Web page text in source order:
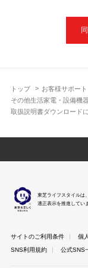
トップ お客様サポート
その他生活家電・設備機
取扱説明書ダウンロード
使用上のご注
説明書が作成
明書以外の印
ではそれらを全
さい。
ございますので
のであらかじめ
東芝ライフスタイルは、
適正表示を推進してい
サイトのご利用条件 個
SNS利用規約
公式SNS